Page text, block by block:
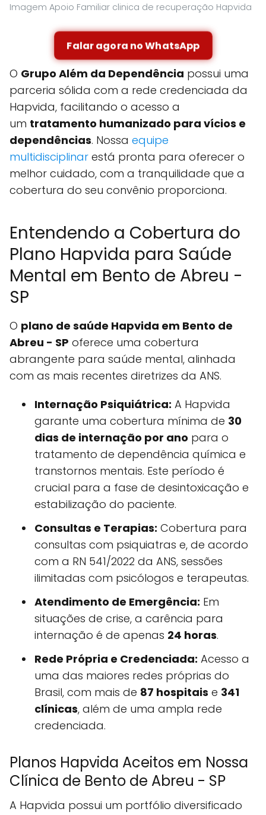
Imagem Apoio Familiar clinica de recuperação Hapvida
Falar agora no WhatsApp
O Grupo Além da Dependência possui uma
parceria sólida com a rede credenciada da
Hapvida, facilitando o acesso a
um tratamento humanizado para vícios e
dependências. Nossa equipe
multidisciplinar está pronta para oferecer o
melhor cuidado, com a tranquilidade que a
cobertura do seu convênio proporciona.
Entendendo a Cobertura do
Plano Hapvida para Saúde
Mental em Bento de Abreu -
SP
O plano de saúde Hapvida em Bento de
Abreu - SP oferece uma cobertura
abrangente para saúde mental, alinhada
com as mais recentes diretrizes da ANS.
Internação Psiquiátrica: A Hapvida
garante uma cobertura mínima de 30
dias de internação por ano para o
tratamento de dependência química e
transtornos mentais. Este período é
crucial para a fase de desintoxicação e
estabilização do paciente.
Consultas e Terapias: Cobertura para
consultas com psiquiatras e, de acordo
com a RN 541/2022 da ANS, sessões
ilimitadas com psicólogos e terapeutas.
Atendimento de Emergência: Em
situações de crise, a carência para
internação é de apenas 24 horas.
Rede Própria e Credenciada: Acesso a
uma das maiores redes próprias do
Brasil, com mais de 87 hospitais e 341
clínicas, além de uma ampla rede
credenciada.
Planos Hapvida Aceitos em Nossa
Clínica de Bento de Abreu - SP
A Hapvida possui um portfólio diversificado